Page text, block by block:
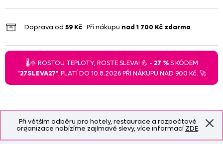
Při větším odběru pro hotely, restaurace a rozpočtové
organizace nabízíme zajímavé slevy, více informacíZDE.
Doprava od 59 Kč. Při nákupu nad 1 700 Kč zdarma.
🌡️🌞 ROSTOU TEPLOTY, ROSTE SLEVA! 💪 - 27 %S KÓDEM
"27SLEVA27". PLATÍ DO 10.8.2026 PŘI NÁKUPU NAD 900 Kč. 🚀